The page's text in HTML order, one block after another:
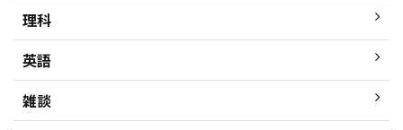
理科
英語
雑談